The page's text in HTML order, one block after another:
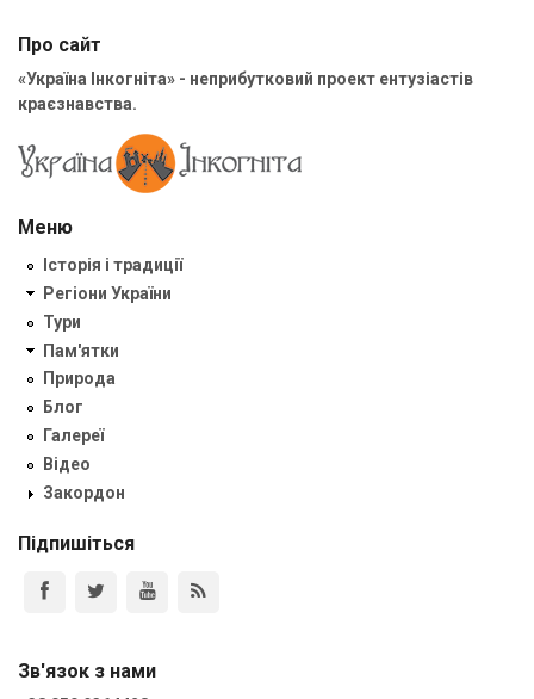
Про сайт
«Україна Інкогніта» - неприбутковий проект ентузіастів
краєзнавства.
Меню
Історія і традиції
Регіони України
Тури
Пам'ятки
Природа
Блог
Галереї
Відео
Закордон
Підпишіться
Зв'язок з нами